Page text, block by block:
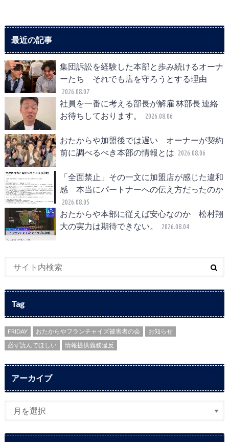
最近の記事
集団訴訟を経験した本部と歩み続けるオーナ
ーたち それでも店を守ろうとする理由
2026.08.07
社員を一番に考える部長が解雇 林部長 連絡
お待ちしております。
2026.08.06
おたからや加盟後では遅い オーナーが契約
前に調べるべき本部の情報とは 2026.08.06
「全面禁止」その一文に加盟店が感じた違和
感 本当にパートナーへの伝え方だったのか
2026.08.05
おたからや本部に従えば安心なのか 松村翔
大の実力は期待できない。
2026.08.04
Tag
FRIDAY おたからやフランチャイズ被害者の会
お知らせ
必ず読んでほしい
情報提供義務違反
アーカイブ